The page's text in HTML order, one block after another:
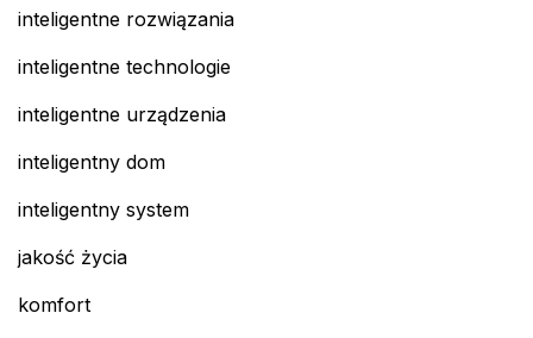
inteligentne rozwiązania
inteligentne technologie
inteligentne urządzenia
inteligentny dom
inteligentny system
jakość życia
komfort